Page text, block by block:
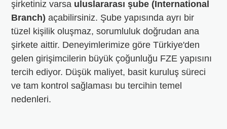
şirketiniz varsa uluslararası şube (International
Branch) açabilirsiniz. Şube yapısında ayrı bir
tüzel kişilik oluşmaz, sorumluluk doğrudan ana
şirkete aittir. Deneyimlerimize göre Türkiye'den
gelen girişimcilerin büyük çoğunluğu FZE yapısını
tercih ediyor. Düşük maliyet, basit kuruluş süreci
ve tam kontrol sağlaması bu tercihin temel
nedenleri.